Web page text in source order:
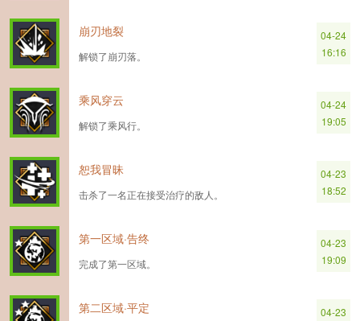
崩刃地裂
解锁了崩刃落。
04-24
16:16
乘风穿云
解锁了乘风行。
04-24
19:05
恕我冒昧
击杀了一名正在接受治疗的敌人。
04-23
18:52
第一区域·告终
完成了第一区域。
04-23
19:09
第二区域·平定
04-23